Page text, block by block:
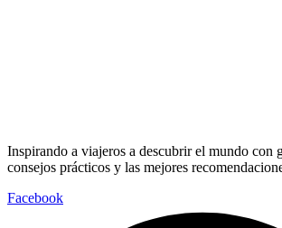
Inspirando a viajeros a descubrir el mundo con
consejos prácticos y las mejores
Facebook